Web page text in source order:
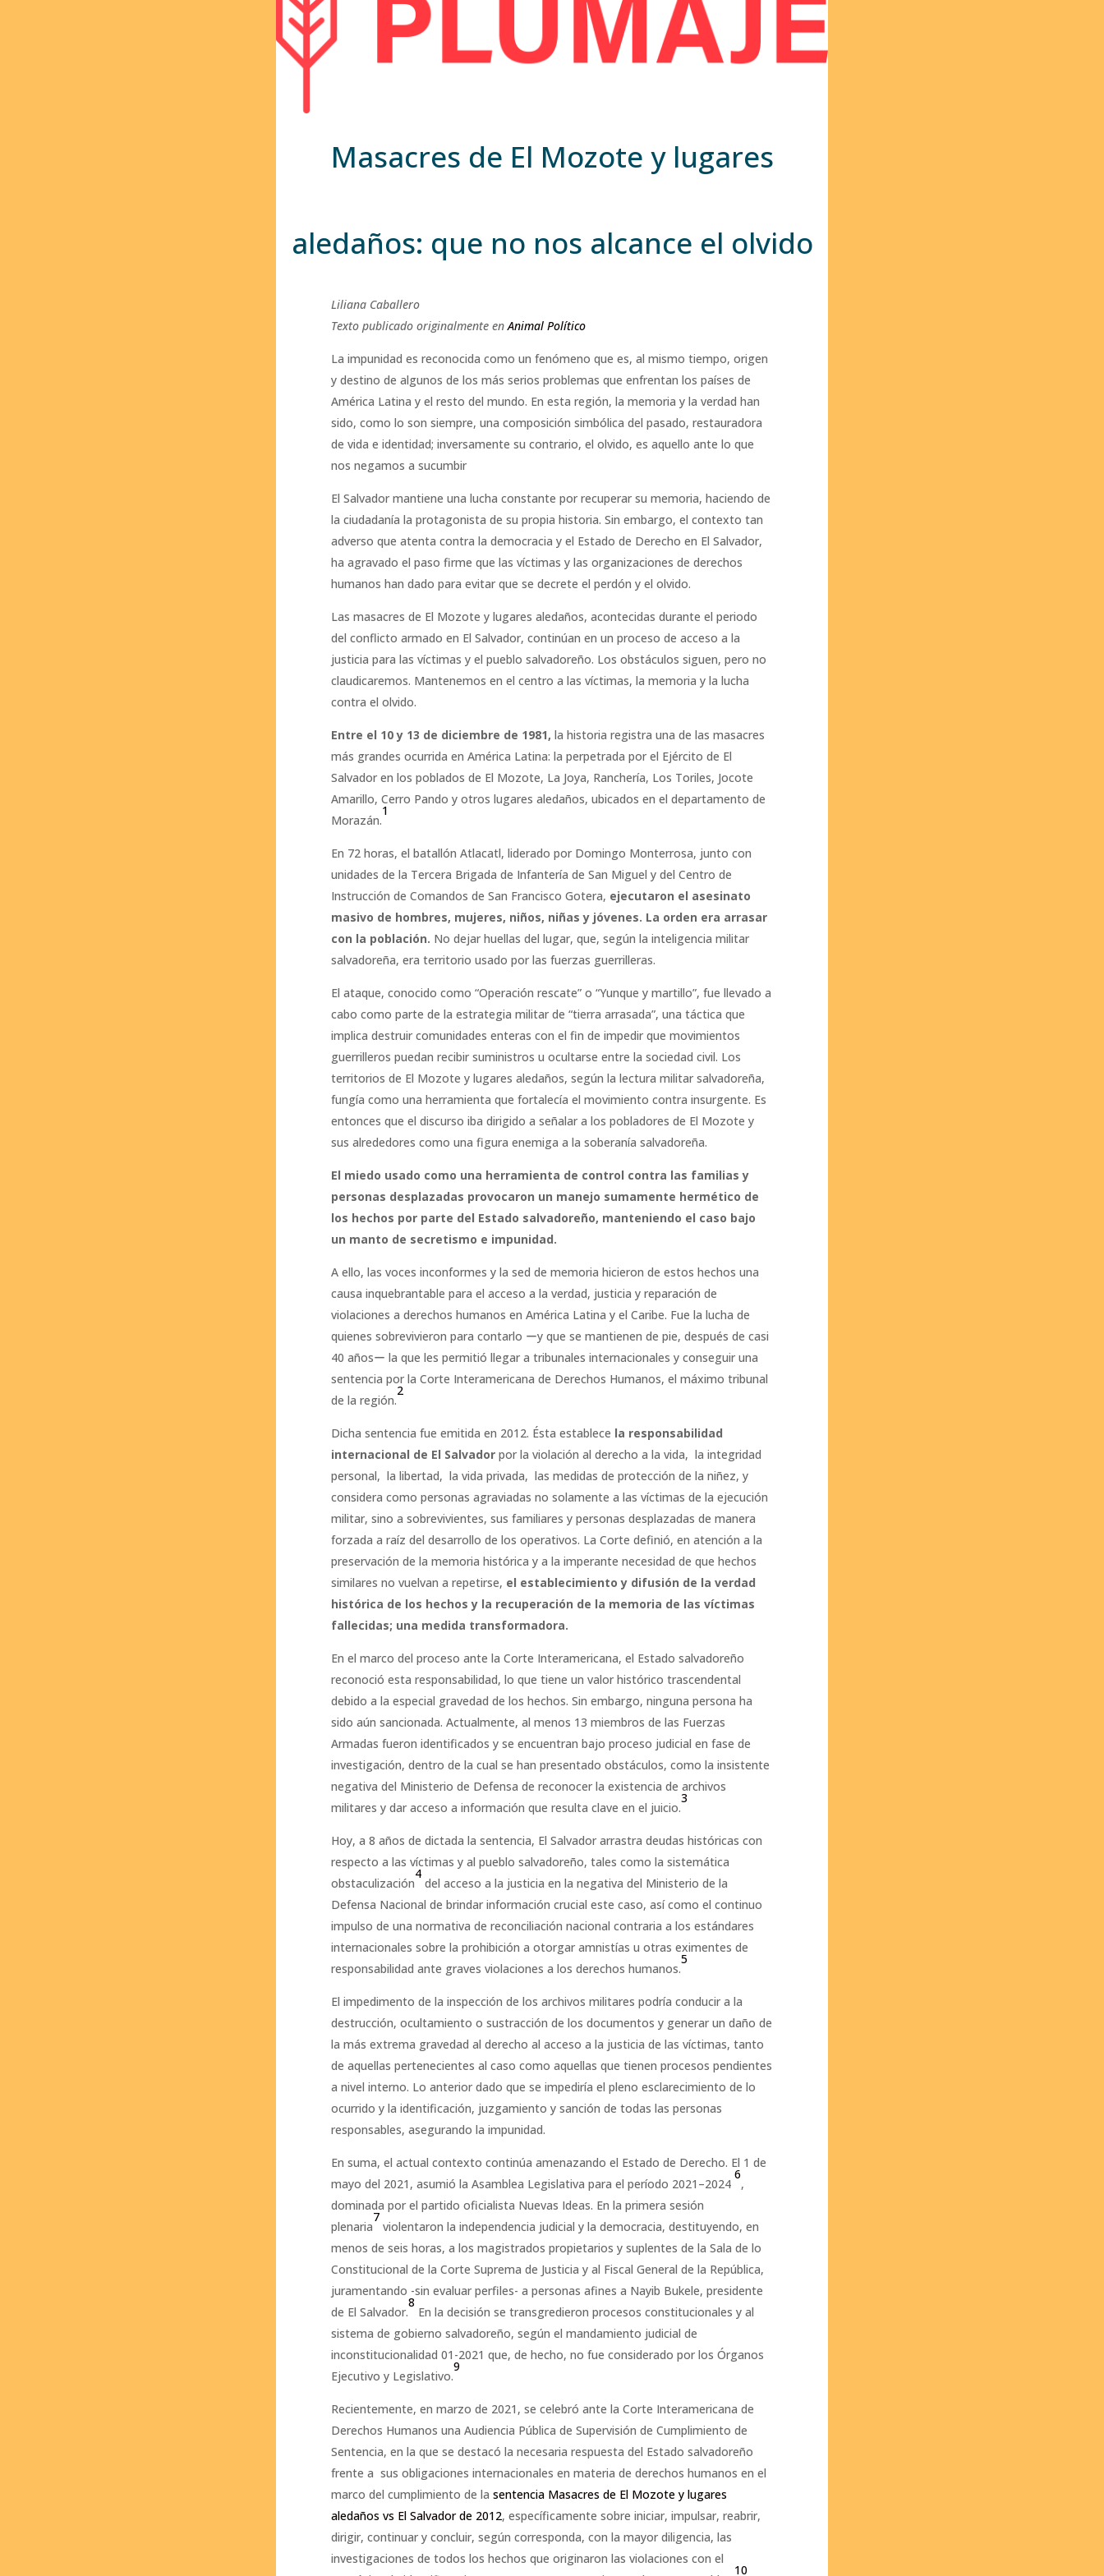
Masacres de El Mozote y lugares
aledaños: que no nos alcance el olvido
Liliana Caballero
Texto publicado originalmente enAnimal Político
La impunidad es reconocida como un fenómeno que es, al mismo tiempo, origen
y destino de algunos de los más serios problemas que enfrentan los países de
América Latina y el resto del mundo. En esta región, la memoria y la verdad han
sido, como lo son siempre, una composición simbólica del pasado, restauradora
de vida e identidad; inversamente su contrario, el olvido, es aquello ante lo que
nos negamos a sucumbir
El Salvador mantiene una lucha constante por recuperar su memoria, haciendo de
la ciudadanía la protagonista de su propia historia. Sin embargo, el contexto tan
adverso que atenta contra la democracia y el Estado de Derecho en El Salvador,
ha agravado el paso firme que las víctimas y las organizaciones de derechos
humanos han dado para evitar que se decrete el perdón y el olvido.
Las masacres de El Mozote y lugares aledaños, acontecidas durante el periodo
del conflicto armado en El Salvador, continúan en un proceso de acceso a la
justicia para las víctimas y el pueblo salvadoreño. Los obstáculos siguen, pero no
claudicaremos. Mantenemos en el centro a las víctimas, la memoria y la lucha
contra el olvido.
Entre el 10 y 13 de diciembre de 1981, la historia registra una de las masacres
más grandes ocurrida en América Latina: la perpetrada por el Ejército de El
Salvador en los poblados de El Mozote, La Joya, Ranchería, Los Toriles, Jocote
Amarillo, Cerro Pando y otros lugares aledaños, ubicados en el departamento de
Morazán.
1
En 72 horas, el batallón Atlacatl, liderado por Domingo Monterrosa, junto con
unidades de la Tercera Brigada de Infantería de San Miguel y del Centro de
Instrucción de Comandos de San Francisco Gotera, ejecutaron el asesinato
masivo de hombres, mujeres, niños, niñas y jóvenes. La orden era arrasar
con la población. No dejar huellas del lugar, que, según la inteligencia militar
salvadoreña, era territorio usado por las fuerzas guerrilleras.
El ataque, conocido como “Operación rescate” o “Yunque y martillo”, fue llevado a
cabo como parte de la estrategia militar de “tierra arrasada”, una táctica que
implica destruir comunidades enteras con el fin de impedir que movimientos
guerrilleros puedan recibir suministros u ocultarse entre la sociedad civil. Los
territorios de El Mozote y lugares aledaños, según la lectura militar salvadoreña,
fungía como una herramienta que fortalecía el movimiento contra insurgente. Es
entonces que el discurso iba dirigido a señalar a los pobladores de El Mozote y
sus alrededores como una figura enemiga a la soberanía salvadoreña.
El miedo usado como una herramienta de control contra las familias y
personas desplazadas provocaron un manejo sumamente hermético de
los hechos por parte del Estado salvadoreño, manteniendo el caso bajo
un manto de secretismo e impunidad.
A ello, las voces inconformes y la sed de memoria hicieron de estos hechos una
causa inquebrantable para el acceso a la verdad, justicia y reparación de
violaciones a derechos humanos en América Latina y el Caribe. Fue la lucha de
quienes sobrevivieron para contarlo ーy que se mantienen de pie, después de casi
40 añosー la que les permitió llegar a tribunales internacionales y conseguir una
sentencia por la Corte Interamericana de Derechos Humanos, el máximo tribunal
de la región.
2
Dicha sentencia fue emitida en 2012. Ésta establece la responsabilidad
internacional de El Salvador por la violación al derecho a la vida, la integridad
personal, la libertad, la vida privada, las medidas de protección de la niñez, y
considera como personas agraviadas no solamente a las víctimas de la ejecución
militar, sino a sobrevivientes, sus familiares y personas desplazadas de manera
forzada a raíz del desarrollo de los operativos. La Corte definió, en atención a la
preservación de la memoria histórica y a la imperante necesidad de que hechos
similares no vuelvan a repetirse, el establecimiento y difusión de la verdad
histórica de los hechos y la recuperación de la memoria de las víctimas
fallecidas; una medida transformadora.
En el marco del proceso ante la Corte Interamericana, el Estado salvadoreño
reconoció esta responsabilidad, lo que tiene un valor histórico trascendental
debido a la especial gravedad de los hechos. Sin embargo, ninguna persona ha
sido aún sancionada. Actualmente, al menos 13 miembros de las Fuerzas
Armadas fueron identificados y se encuentran bajo proceso judicial en fase de
investigación, dentro de la cual se han presentado obstáculos, como la insistente
negativa del Ministerio de Defensa de reconocer la existencia de archivos
militares y dar acceso a información que resulta clave en el juicio.
3
Hoy, a 8 años de dictada la sentencia, El Salvador arrastra deudas históricas con
respecto a las víctimas y al pueblo salvadoreño, tales como la sistemática
obstaculización
4
del acceso a la justicia en la negativa del Ministerio de la
Defensa Nacional de brindar información crucial este caso, así como el continuo
impulso de una normativa de reconciliación nacional contraria a los estándares
internacionales sobre la prohibición a otorgar amnistías u otras eximentes de
responsabilidad ante graves violaciones a los derechos humanos.
5
El impedimento de la inspección de los archivos militares podría conducir a la
destrucción, ocultamiento o sustracción de los documentos y generar un daño de
la más extrema gravedad al derecho al acceso a la justicia de las víctimas, tanto
de aquellas pertenecientes al caso como aquellas que tienen procesos pendientes
a nivel interno. Lo anterior dado que se impediría el pleno esclarecimiento de lo
ocurrido y la identificación, juzgamiento y sanción de todas las personas
responsables, asegurando la impunidad.
En suma, el actual contexto continúa amenazando el Estado de Derecho. El 1 de
mayo del 2021, asumió la Asamblea Legislativa para el período 2021–2024
6
,
dominada por el partido oficialista Nuevas Ideas. En la primera sesión
plenaria
7
violentaron la independencia judicial y la democracia, destituyendo, en
menos de seis horas, a los magistrados propietarios y suplentes de la Sala de lo
Constitucional de la Corte Suprema de Justicia y al Fiscal General de la República,
juramentando -sin evaluar perfiles- a personas afines a Nayib Bukele, presidente
de El Salvador.
8
En la decisión se transgredieron procesos constitucionales y al
sistema de gobierno salvadoreño, según el mandamiento judicial de
inconstitucionalidad 01-2021 que, de hecho, no fue considerado por los Órganos
Ejecutivo y Legislativo.
9
Recientemente, en marzo de 2021, se celebró ante la Corte Interamericana de
Derechos Humanos una Audiencia Pública de Supervisión de Cumplimiento de
Sentencia, en la que se destacó la necesaria respuesta del Estado salvadoreño
frente a sus obligaciones internacionales en materia de derechos humanos en el
marco del cumplimiento de lasentencia Masacres de El Mozote y lugares
aledaños vs El Salvador de 2012, específicamente sobre iniciar, impulsar, reabrir,
dirigir, continuar y concluir, según corresponda, con la mayor diligencia, las
investigaciones de todos los hechos que originaron las violaciones con el
10